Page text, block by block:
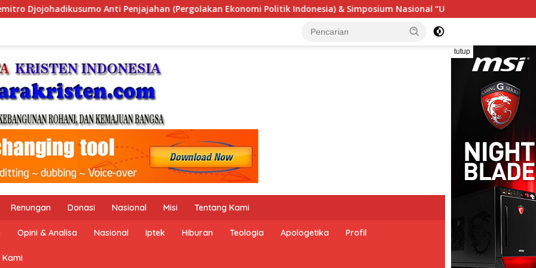
Ekonomi Politik Indonesia) & Simposium Nasional “Urgensi Undang-Undang Perekonomian Nasional dan
tutup
Renungan Donasi Nasional Misi Tentang Kami
Opini & Analisa Nasional Iptek Hiburan Teologia Apologetika Profil
Kami